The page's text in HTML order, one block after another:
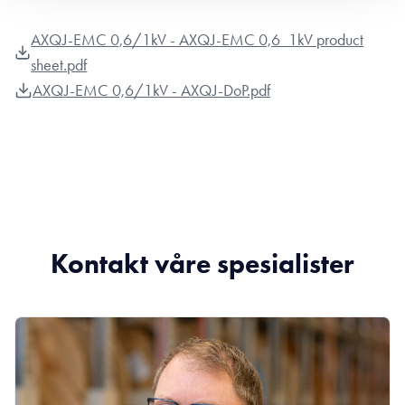
AXQJ-EMC 0,6/1kV - AXQJ-EMC 0,6_1kV product
sheet.pdf
AXQJ-EMC 0,6/1kV - AXQJ-DoP.pdf
Kontakt våre spesialister